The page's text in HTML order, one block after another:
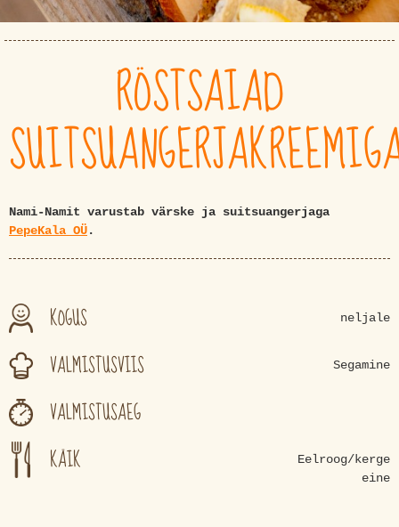
RÖSTSAIAD
Nami-Namit varustab värske ja suitsuangerjaga
PepeKala OÜ.
KOGUS neljale
VALMISTUSVIIS Segamine
VALMISTUSAEG
KÄIK
Eelroog/kerge
eine